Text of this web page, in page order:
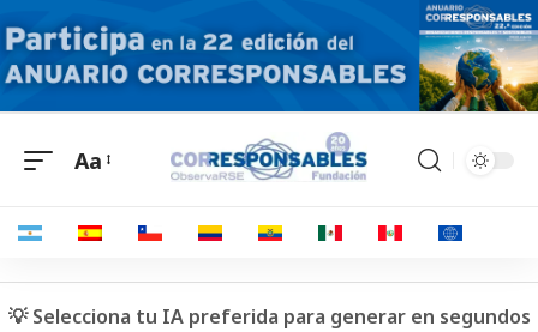
Aa
💡 Selecciona tu IA preferida para generar en segundos